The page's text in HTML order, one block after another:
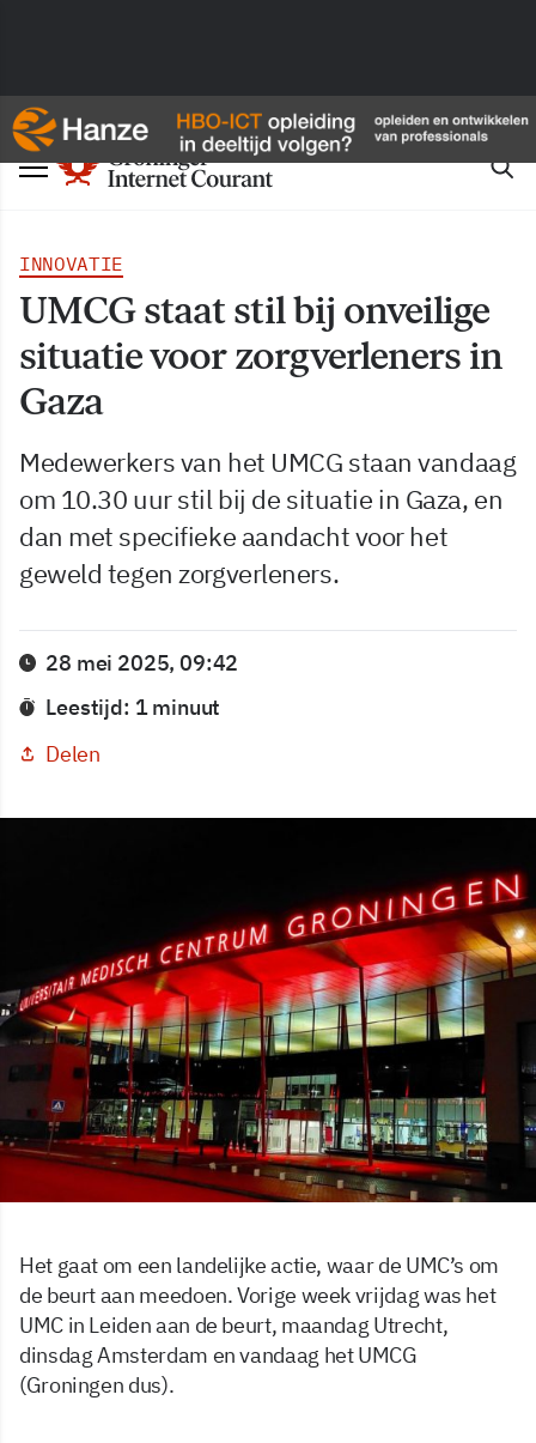
INNOVATIE
UMCG staat stil bij onveilige
situatie voor zorgverleners in
Gaza
Medewerkers van het UMCG staan vandaag
om 10.30 uur stil bij de situatie in Gaza, en
dan met specifieke aandacht voor het
geweld tegen zorgverleners.
28 mei 2025, 09:42
Leestijd: 1 minuut
Delen
Het gaat om een landelijke actie, waar de UMC’s om
de beurt aan meedoen. Vorige week vrijdag was het
UMC in Leiden aan de beurt, maandag Utrecht,
dinsdag Amsterdam en vandaag het UMCG
(Groningen dus).